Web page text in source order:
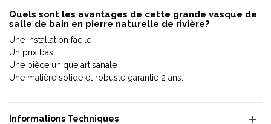
Quels sont les avantages de cette grande vasque de
salle de bain en pierre naturelle de rivière?
Une installation facile
Un prix bas
Une pièce unique artisanale
Une matière solide et robuste garantie 2 ans.
Informations Techniques